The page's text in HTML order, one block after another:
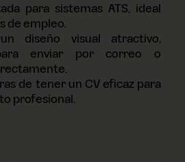
para sistemas ATS, ideal
de empleo.
diseño visual atractivo,
enviar por correo o
de tener un CV eficaz para
profesional.